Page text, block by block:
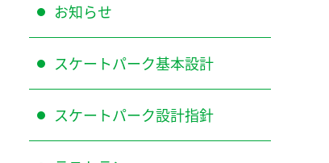
お知らせ
スケートパーク基本設計
スケートパーク設計指針